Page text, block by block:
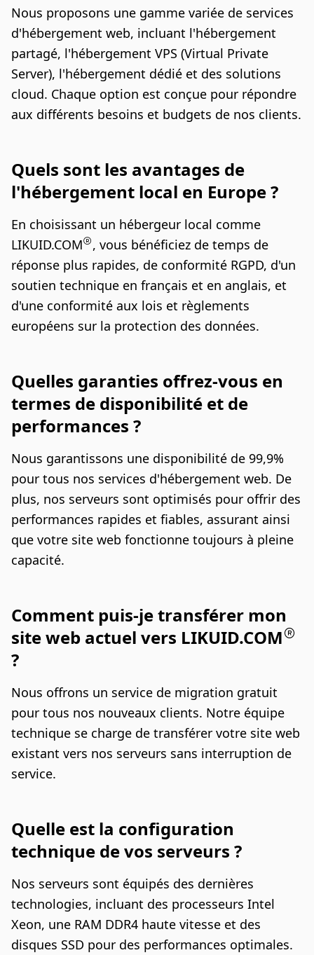
Nous proposons une gamme variée de services
d'hébergement web, incluant l'hébergement
partagé, l'hébergement VPS (Virtual Private
Server), l'hébergement dédié et des solutions
cloud. Chaque option est conçue pour répondre
aux différents besoins et budgets de nos clients.
Quels sont les avantages de
l'hébergement local en Europe ?
En choisissant un hébergeur local comme
LIKUID.COM
, vous bénéficiez de temps de
réponse plus rapides, de conformité RGPD, d'un
soutien technique en français et en anglais, et
d'une conformité aux lois et règlements
européens sur la protection des données.
Quelles garanties offrez-vous en
termes de disponibilité et de
performances ?
Nous garantissons une disponibilité de 99,9%
pour tous nos services d'hébergement web. De
plus, nos serveurs sont optimisés pour offrir des
performances rapides et fiables, assurant ainsi
que votre site web fonctionne toujours à pleine
capacité.
Comment puis-je transférer mon
site web actuel vers LIKUID.COM
?
Nous offrons un service de migration gratuit
pour tous nos nouveaux clients. Notre équipe
technique se charge de transférer votre site web
existant vers nos serveurs sans interruption de
service.
Quelle est la configuration
technique de vos serveurs ?
Nos serveurs sont équipés des dernières
technologies, incluant des processeurs Intel
Xeon, une RAM DDR4 haute vitesse et des
disques SSD pour des performances optimales.